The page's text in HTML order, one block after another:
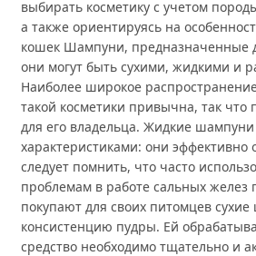
выбирать косметику с учетом
а также ориентируясь на
кошек Шампуни, предназначенные
они могут быть сухими, жидкими
Наиболее широкое
такой косметики привычна, так
для его владельца. Жидкие
характеристиками: они
следует помнить, что часто
проблемам в работе сальных
покупают для своих питомцев
консистенцию пудры. Ей
средство необходимо тщательно и